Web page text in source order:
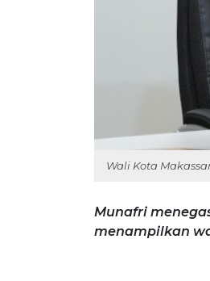
Wali Kota
Munafri
menampilkan